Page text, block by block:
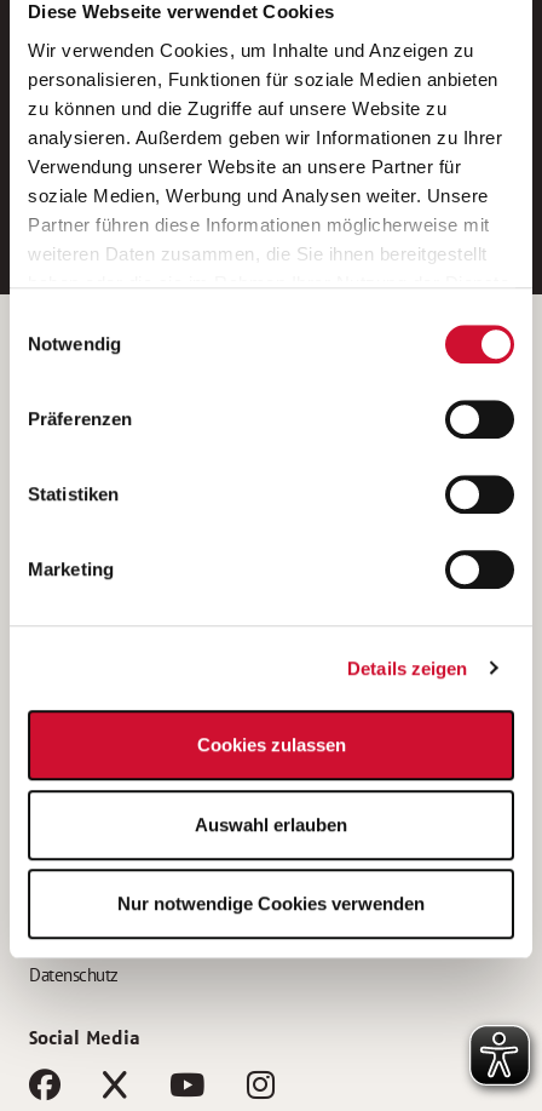
Diese Webseite verwendet Cookies
Wir verwenden Cookies, um Inhalte und Anzeigen zu
personalisieren, Funktionen für soziale Medien anbieten
zu können und die Zugriffe auf unsere Website zu
analysieren. Außerdem geben wir Informationen zu Ihrer
Verwendung unserer Website an unsere Partner für
soziale Medien, Werbung und Analysen weiter. Unsere
Partner führen diese Informationen möglicherweise mit
weiteren Daten zusammen, die Sie ihnen bereitgestellt
Wenn Sie auf „Cookies zulassen“ klicken, so stimmen
Sie der Speicherung sämtlicher Cookies zu. Sie können
Ihre Einwilligung selbstverständlich jederzeit widerrufen,
indem Sie die Cookie-Einstellungen aufrufen und diese
unsererDatenschutzerklärung
Notwendig
Präferenzen
Statistiken
Marketing
Details zeigen
Cookies zulassen
Auswahl erlauben
Nur notwendige Cookies verwenden
Neue Stellen per E-Mail.
Ein kostenloser Service von AWO
Jobs.
E-Mail-Adresse eintragen
Betreiber der Webseite
Kantstraße 45a
(Ein Tochterunternehmen des AWO Bezirksverbandes Unterfranken
e.V.)
Bewerbung als Altenpflegehelfer*in
Bewerbung als Erzieher*in
AWO Gliederungen nach Bundesland
Impressum
Datenschutz
Social Media